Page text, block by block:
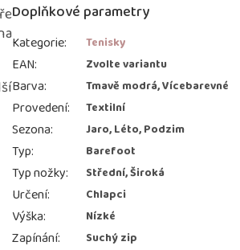
Doplňkové parametry
Kategorie: Tenisky
EAN: Zvolte variantu
Barva: Tmavě modrá, Vícebarevné
Provedení: Textilní
Sezona: Jaro, Léto, Podzim
Typ: Barefoot
Typ nožky: Střední, Široká
Určení: Chlapci
Výška: Nízké
Zapínání: Suchý zip